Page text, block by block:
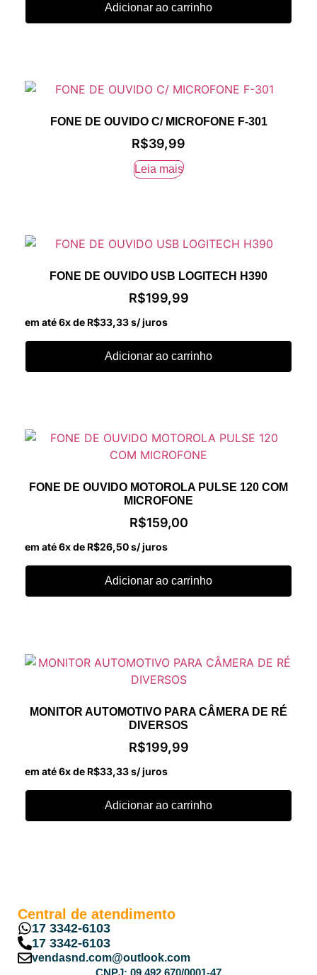
Adicionar ao carrinho
FONE DE OUVIDO C/ MICROFONE F-301
R$39,99
Leia mais
FONE DE OUVIDO USB LOGITECH H390
R$199,99
em até 6x de R$33,33s/ juros
Adicionar ao carrinho
FONE DE OUVIDO MOTOROLA PULSE 120 COM
MICROFONE
R$159,00
em até 6x de R$26,50s/ juros
Adicionar ao carrinho
MONITOR AUTOMOTIVO PARA CÂMERA DE RÉ
DIVERSOS
R$199,99
em até 6x de R$33,33s/ juros
Adicionar ao carrinho
Central de atendimento
17 3342-6103
17 3342-6103
vendasnd.com@outlook.com
CNPJ: 09.492.670/0001-47